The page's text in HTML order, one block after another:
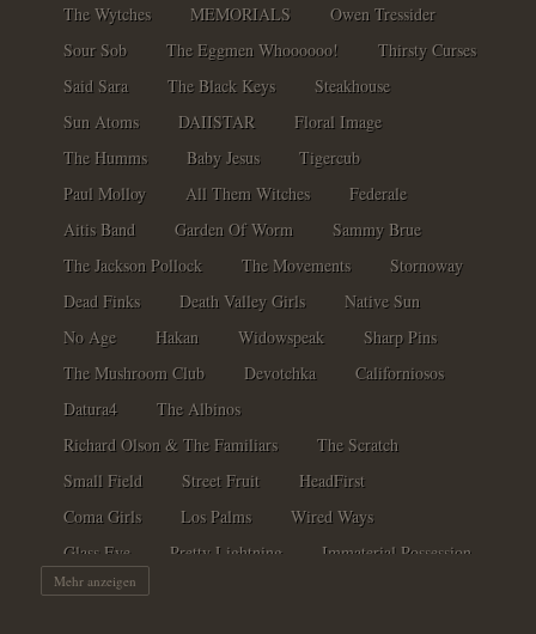
The Wytches
MEMORIALS
Owen Tressider
Sour Sob
The Eggmen Whoooooo!
Thirsty Curses
Said Sara
The Black Keys
Steakhouse
Sun Atoms
DAIISTAR
Floral Image
The Humms
Baby Jesus
Tigercub
Paul Molloy
All Them Witches
Federale
Aitis Band
Garden Of Worm
Sammy Brue
The Jackson Pollock
The Movements
Stornoway
Dead Finks
Death Valley Girls
Native Sun
No Age
Hakan Widowspeak
Sharp Pins
The Mushroom Club
Devotchka
Californiosos
Datura4
The Albinos
Richard Olson & The Familiars
The Scratch
Small Field
Street Fruit
HeadFirst
Coma Girls
Los Palms
Wired Ways
Glass Eye
Pretty Lightning
Immaterial Possession
Magic Shoppe
Mehr anzeigen